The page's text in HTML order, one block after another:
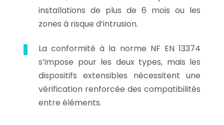
installations de plus de 6 mois ou les
zones à risque d’intrusion.
La conformité à la norme NF EN 13374
s’impose pour les deux types, mais les
dispositifs extensibles nécessitent une
vérification renforcée des compatibilités
entre éléments.